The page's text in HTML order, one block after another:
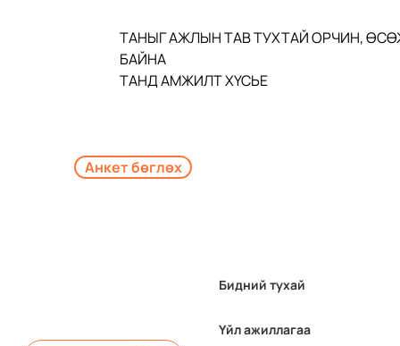
ТАНЫГ АЖЛЫН ТАВ ТУХТАЙ ОРЧИН,
БАЙНА
ТАНД АМЖИЛТ ХҮСЬЕ
Анкет бөглөх
Бидний тухай
Үйл ажиллагаа